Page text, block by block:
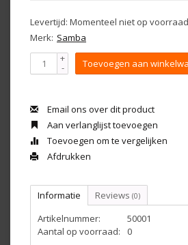
Levertijd: Momenteel niet op voorraad
Merk: Samba
+
- Toevoegen aan
Email ons over dit product
Aan verlanglijst toevoegen
Toevoegen om te vergelijken
Afdrukken
Informatie Reviews (0)
Artikelnummer:
50001
Aantal op voorraad:
0